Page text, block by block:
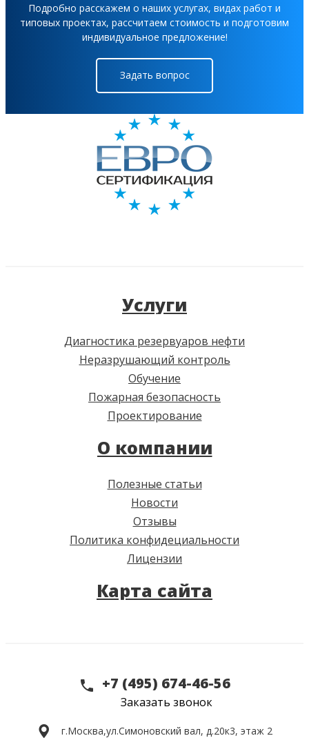
Подробно расскажем о наших услугах, видах работ и
типовых проектах, рассчитаем стоимость и подготовим
индивидуальное предложение!
Задать вопрос
Услуги
Диагностика резервуаров нефти
Неразрушающий контроль
Обучение
Пожарная безопасность
Проектирование
О компании
Полезные статьи
Новости
Отзывы
Политика конфидециальности
Лицензии
Карта сайта
+7 (495) 674-46-56
Заказать звонок
г.Москва,ул.Симоновский вал, д.20к3, этаж 2